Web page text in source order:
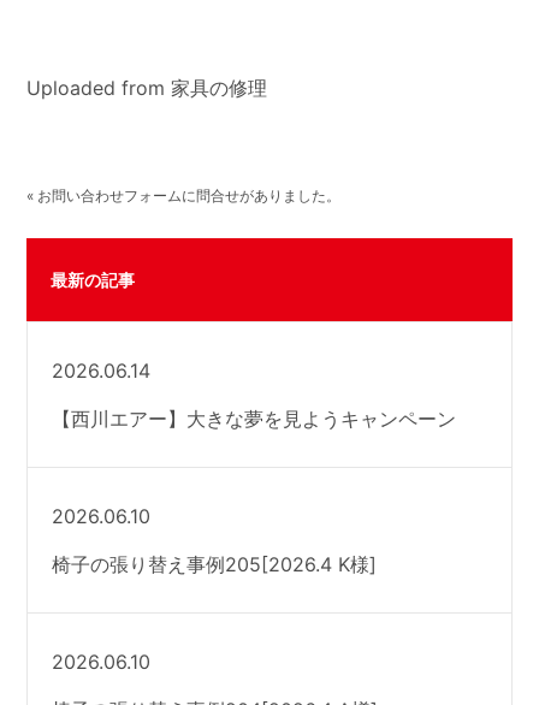
Uploaded from 家具の修理
« お問い合わせフォームに問合せがありました。
最新の記事
2026.06.14
【西川エアー】大きな夢を見ようキャンペーン
2026.06.10
椅子の張り替え事例205[2026.4 K様]
2026.06.10